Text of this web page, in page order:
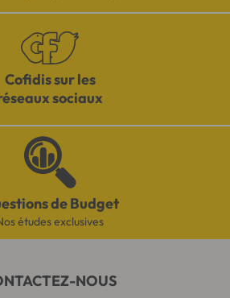
Cofidis sur les
sociaux
de Budget
études exclusives
NOUS